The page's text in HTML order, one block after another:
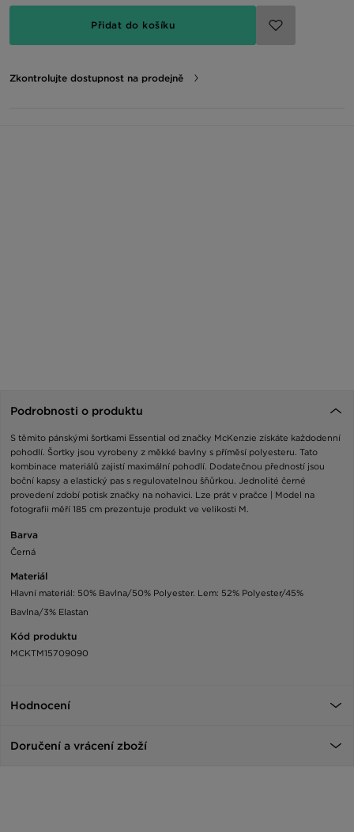
Přidat do košíku
Zkontrolujte dostupnost na prodejně
Podrobnosti o produktu
S těmito pánskými šortkami Essential od značky McKenzie získáte každodenní
pohodlí. Šortky jsou vyrobeny z měkké bavlny s příměsí polyesteru. Tato
kombinace materiálů zajistí maximální pohodlí. Dodatečnou předností jsou
boční kapsy a elastický pas s regulovatelnou šňůrkou. Jednolité černé
provedení zdobí potisk značky na nohavici. Lze prát v pračce | Model na
fotografii měří 185 cm prezentuje produkt ve velikosti M.
Barva
Černá
Materiál
Hlavní materiál: 50% Bavlna/50% Polyester. Lem: 52% Polyester/45%
Bavlna/3% Elastan
Kód produktu
MCKTM15709090
Hodnocení
Doručení a vrácení zboží